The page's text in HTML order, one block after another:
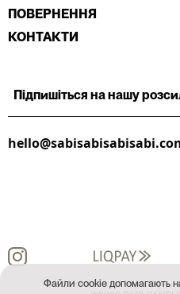
ПОВЕРНЕННЯ
КОНТАКТИ
Файли cookie допомагають